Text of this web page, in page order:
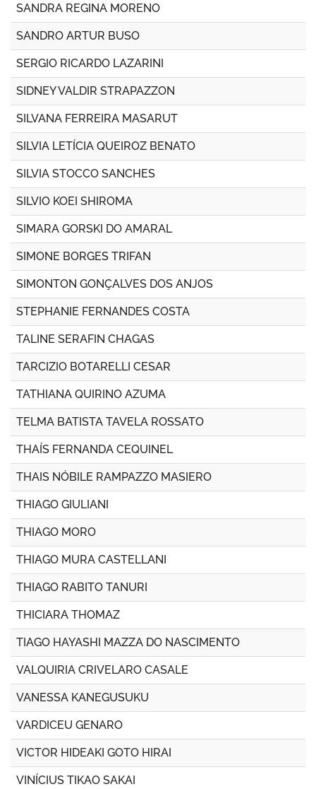
SANDRA REGINA MORENO
SANDRO ARTUR BUSO
SERGIO RICARDO LAZARINI
SIDNEY VALDIR STRAPAZZON
SILVANA FERREIRA MASARUT
SILVIA LETÍCIA QUEIROZ BENATO
SILVIA STOCCO SANCHES
SILVIO KOEI SHIROMA
SIMARA GORSKI DO AMARAL
SIMONE BORGES TRIFAN
SIMONTON GONÇALVES DOS ANJOS
STEPHANIE FERNANDES COSTA
TALINE SERAFIN CHAGAS
TARCIZIO BOTARELLI CESAR
TATHIANA QUIRINO AZUMA
TELMA BATISTA TAVELA ROSSATO
THAÍS FERNANDA CEQUINEL
THAIS NÓBILE RAMPAZZO MASIERO
THIAGO GIULIANI
THIAGO MORO
THIAGO MURA CASTELLANI
THIAGO RABITO TANURI
THICIARA THOMAZ
TIAGO HAYASHI MAZZA DO NASCIMENTO
VALQUIRIA CRIVELARO CASALE
VANESSA KANEGUSUKU
VARDICEU GENARO
VICTOR HIDEAKI GOTO HIRAI
VINÍCIUS TIKAO SAKAI